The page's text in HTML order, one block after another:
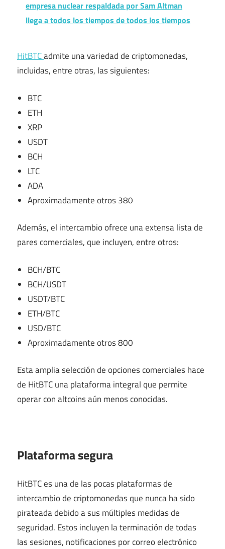
empresa nuclear respaldada por Sam Altman
llega a todos los tiempos de todos los tiempos
HitBTCadmite una variedad de criptomonedas,
incluidas, entre otras, las siguientes:
BTC
ETH
XRP
USDT
BCH
LTC
ADA
Aproximadamente otros 380
Además, el intercambio ofrece una extensa lista de
pares comerciales, que incluyen, entre otros:
BCH/BTC
BCH/USDT
USDT/BTC
ETH/BTC
USD/BTC
Aproximadamente otros 800
Esta amplia selección de opciones comerciales hace
de HitBTC una plataforma integral que permite
operar con altcoins aún menos conocidas.
Plataforma segura
HitBTC es una de las pocas plataformas de
intercambio de criptomonedas que nunca ha sido
pirateada debido a sus múltiples medidas de
seguridad. Estos incluyen la terminación de todas
las sesiones, notificaciones por correo electrónico